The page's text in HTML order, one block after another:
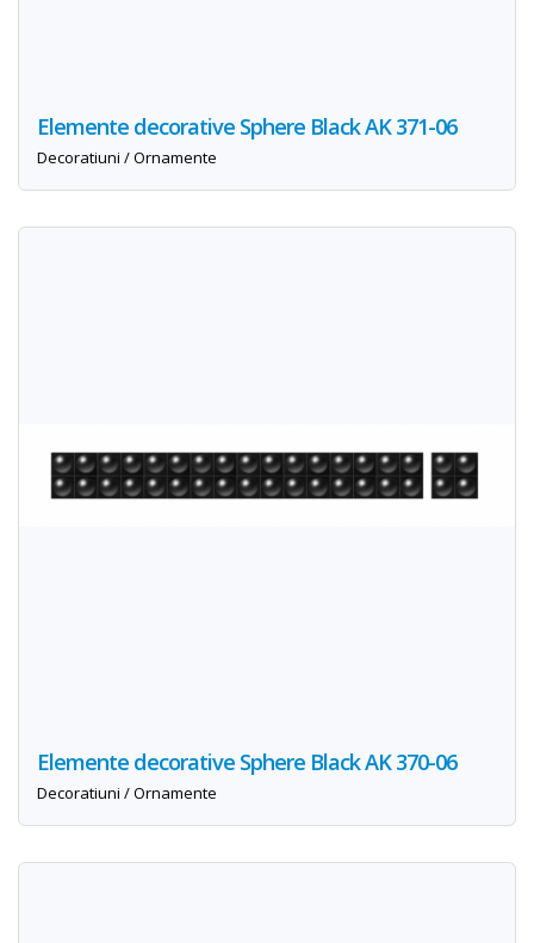
Elemente decorative Sphere Black AK 371-06
Decoratiuni / Ornamente
Elemente decorative Sphere Black AK 370-06
Decoratiuni / Ornamente